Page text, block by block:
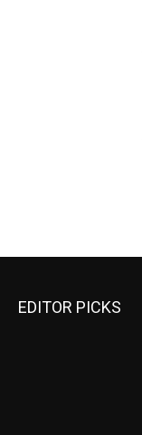
EDITOR PICKS